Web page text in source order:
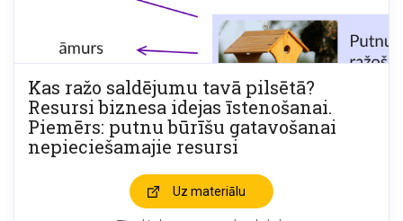
Kas ražo saldējumu tavā pilsētā?
Resursi biznesa idejas īstenošanai.
Piemērs: putnu būrīšu gatavošanai
nepieciešamajie resursi
Uz materiālu